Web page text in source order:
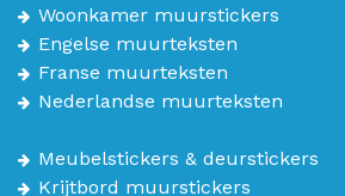
Woonkamer muurstickers
Engelse muurteksten
Franse muurteksten
Nederlandse muurteksten
Meubelstickers & deurstickers
Krijtbord muurstickers